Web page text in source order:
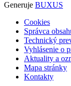
Generuje BUXUS
Cookies
Správca
Technický
Vyhlásenie o
Aktuality a
Mapa stránky
Kontakty